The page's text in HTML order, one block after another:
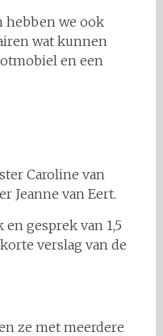
hebben we ook
wat kunnen
en een
Caroline van
Jeanne van Eert.
gesprek van 1,5
verslag van de
ze met meerdere